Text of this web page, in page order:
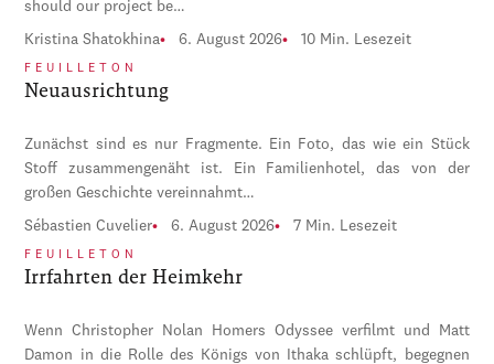
should our project be…
Kristina Shatokhina 6. August 2026 10 Min. Lesezeit
FEUILLETON
Neuausrichtung
Zunächst sind es nur Fragmente. Ein Foto, das wie ein Stück
Stoff zusammengenäht ist. Ein Familienhotel, das von der
großen Geschichte vereinnahmt…
Sébastien Cuvelier 6. August 2026 7 Min. Lesezeit
FEUILLETON
Irrfahrten der Heimkehr
Wenn Christopher Nolan Homers Odyssee verfilmt und Matt
Damon in die Rolle des Königs von Ithaka schlüpft, begegnen